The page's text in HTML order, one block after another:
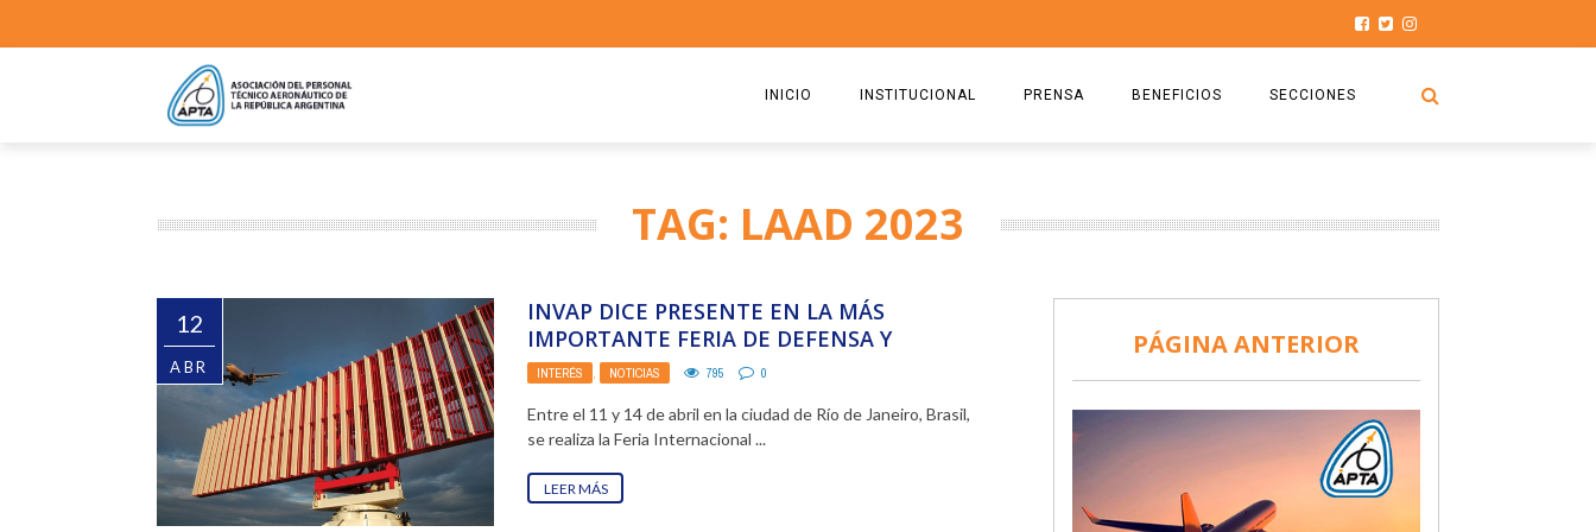
INICIO INSTITUCIONAL
ESTATUTO
RICARDO CIRIELLI
PRENSA
2025
BENEFICIOS
COMISIÓN
DOCUMENTOS
SEGURO DE SEPELIOS
SECCIONES
HISTORIAS DE LUCHA
TURISMO Y RECREACIÓN
TAG: LAAD 2023
12
ABR
INVAP DICE PRESENTE EN LA MÁS
IMPORTANTE FERIA DE DEFENSA Y
SEGURIDAD DE LATINOAMÉRICA
INTERÉS NOTICIAS 795 0
Entre el 11 y 14 de abril en la ciudad de Río de Janeiro, Brasil,
se realiza la Feria Internacional ...
LEER MÁS
PÁGINA ANTERIOR